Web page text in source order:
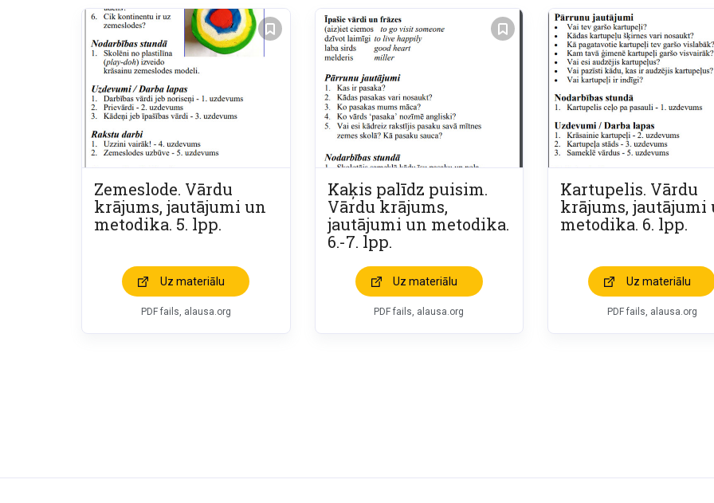
Zemeslode. Vārdu
krājums, jautājumi un
metodika. 5. lpp.
Uz materiālu
PDF fails, alausa.org
Kaķis palīdz puisim.
Vārdu krājums,
jautājumi un metodika.
6.-7. lpp.
Uz materiālu
PDF fails, alausa.org
Kartupelis. Vārdu
krājums, jautājumi
metodika. 6. lpp.
Uz materiālu
PDF fails, alausa.org